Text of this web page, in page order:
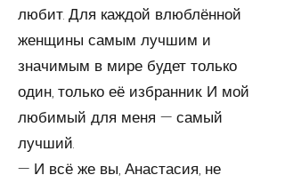
любит. Для каждой влюблённой
женщины самым лучшим и
значимым в мире будет только
один, только её избранник. И мой
любимый для меня — самый
лучший.
— И всё же вы, Анастасия, не